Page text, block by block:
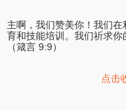
主啊，我们赞美你！我们
育和技能培训。我们祈求你
（箴言 9:9）
点击